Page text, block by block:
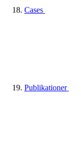
Cases
Publikationer